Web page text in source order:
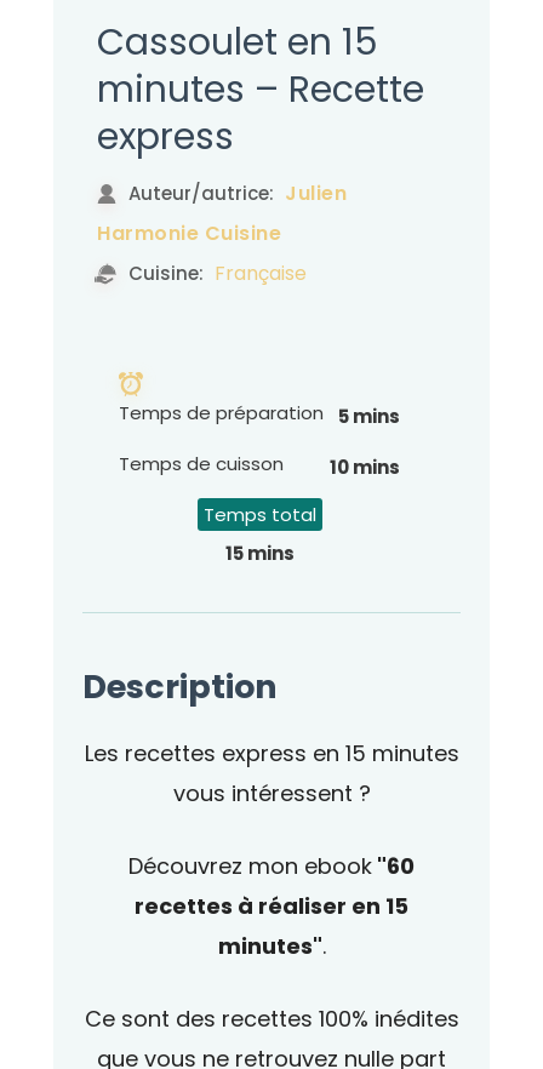
Cassoulet en 15
minutes – Recette
express
Auteur/autrice: Julien
Harmonie Cuisine
Cuisine: Française
Temps de préparation
5 mins
Temps de cuisson
10 mins
Temps total
15 mins
Description
Les recettes express en 15 minutes
vous intéressent ?
Découvrez mon ebook "60
recettes à réaliser en 15
minutes".
Ce sont des recettes 100% inédites
que vous ne retrouvez nulle part